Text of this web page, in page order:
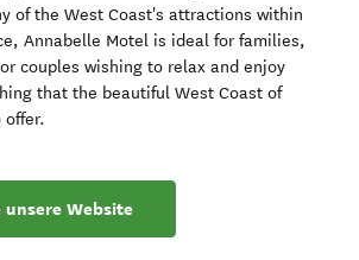
of the West Coast's attractions within
Annabelle Motel is ideal for families,
couples wishing to relax and enjoy
that the beautiful West Coast of
offer.
unsere Website